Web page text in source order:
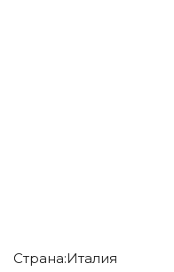
Страна:Италия